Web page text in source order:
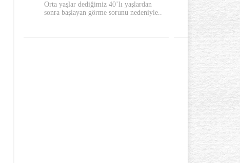
Orta yaşlar dediğimiz 40’lı yaşlardan
sonra başlayan görme sorunu nedeniyle..
Sabahları
yerinde